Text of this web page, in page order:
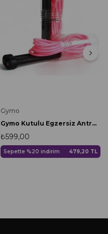
Gymo
Gymo Kutulu Egzersiz Antrenman Atlama İpi Pembe
₺599,00
Sepette %20 indirim 479,20 TL